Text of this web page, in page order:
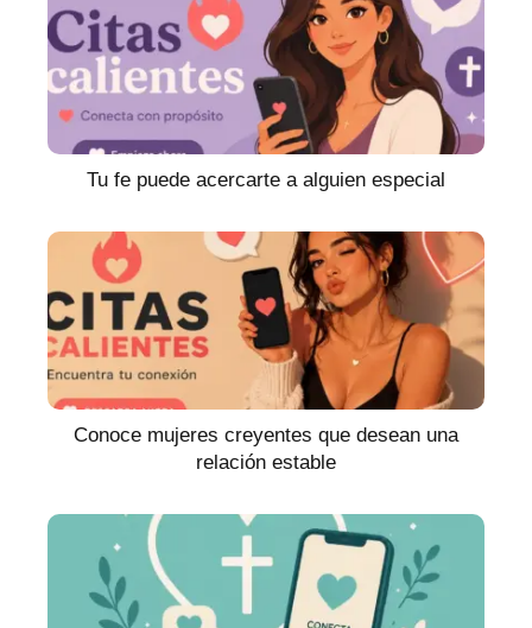
Tu fe puede acercarte a alguien especial
Conoce mujeres creyentes que desean una
relación estable